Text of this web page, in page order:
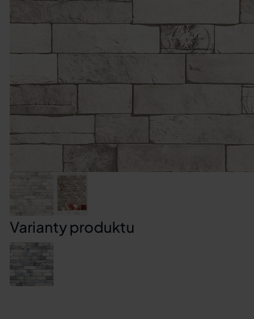
Varianty produktu